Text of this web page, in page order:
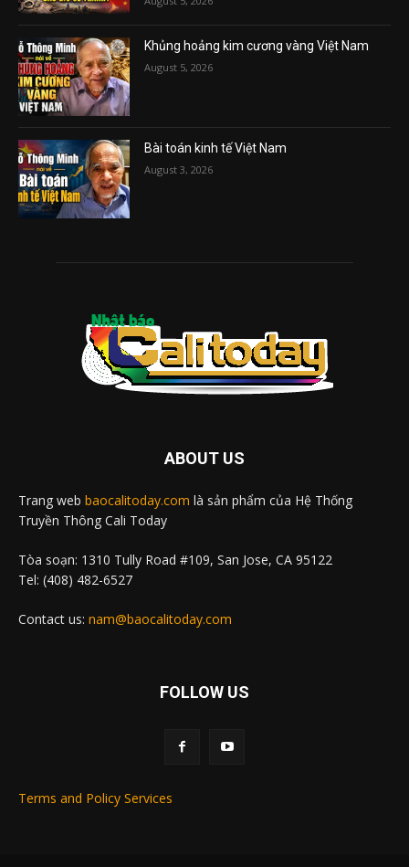
Khủng hoảng kim cương vàng Việt Nam
August 5, 2026
Bài toán kinh tế Việt Nam
August 3, 2026
ABOUT US
Trang web baocalitoday.com là sản phẩm của Hệ Thống
Truyền Thông Cali Today
Tòa soạn: 1310 Tully Road #109, San Jose, CA 95122
Tel: (408) 482-6527
Contact us: nam@baocalitoday.com
FOLLOW US
Terms and Policy Services